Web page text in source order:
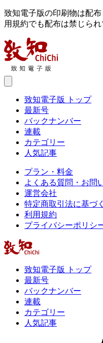
致知電子版の印刷物は配
用規約でも配布は禁じられ
致知電子版 トップ
最新号
バックナンバー
連載
カテゴリー
人気記事
プラン・料金
よくある質問・お問
運営会社
特定商取引法に基づ
利用規約
プライバシーポリシ
致知電子版 トップ
最新号
バックナンバー
連載
カテゴリー
人気記事